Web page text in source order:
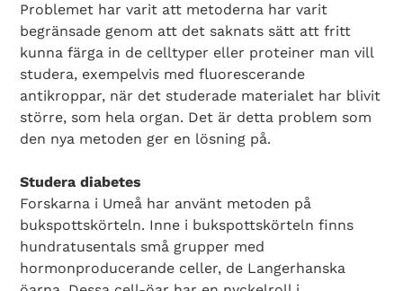
Problemet har varit att metoderna har varit
begränsade genom att det saknats sätt att fritt
kunna färga in de celltyper eller proteiner man vill
studera, exempelvis med fluorescerande
antikroppar, när det studerade materialet har blivit
större, som hela organ. Det är detta problem som
den nya metoden ger en lösning på.
Studera diabetes
Forskarna i Umeå har använt metoden på
bukspottskörteln. Inne i bukspottskörteln finns
hundratusentals små grupper med
hormonproducerande celler, de Langerhanska